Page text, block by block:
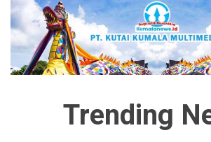
Trending